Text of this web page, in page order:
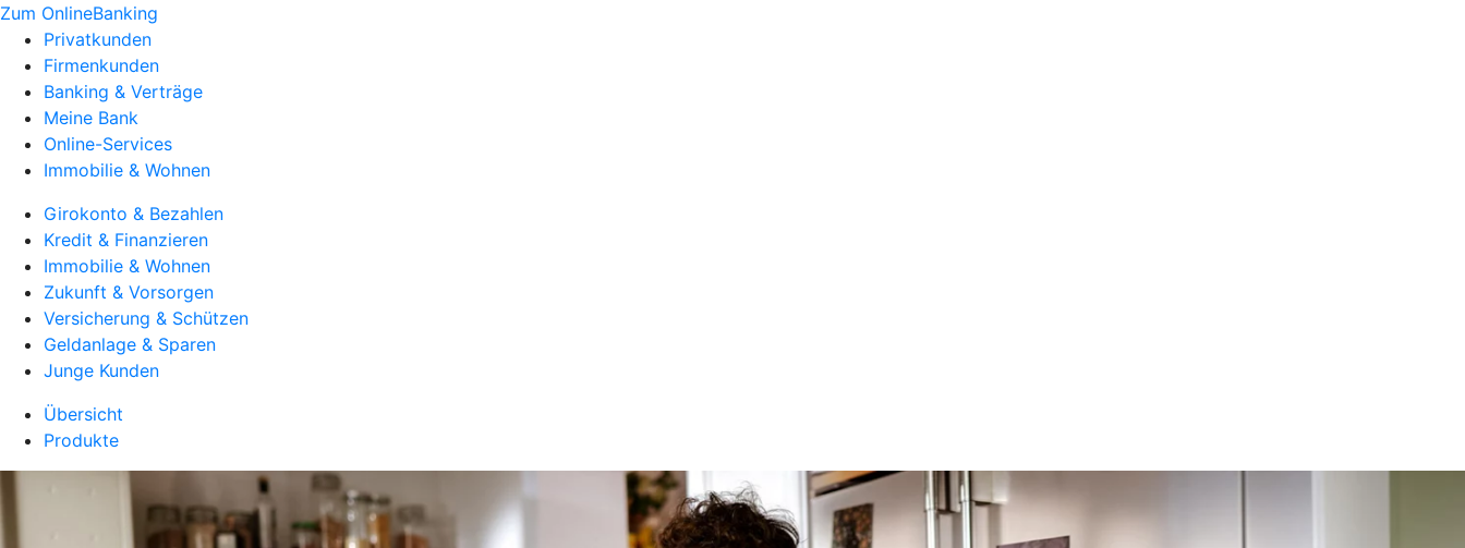
Zum OnlineBanking
Privatkunden
Firmenkunden
Banking & Verträge
Meine Bank
Online-Services
Immobilie & Wohnen
Girokonto & Bezahlen
Kredit & Finanzieren
Immobilie & Wohnen
Zukunft & Vorsorgen
Versicherung & Schützen
Geldanlage & Sparen
Junge Kunden
Übersicht
Produkte